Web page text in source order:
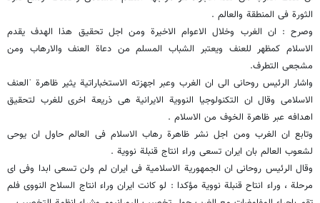
الثورة فی المنطقة والعالم .
وصرح : ان الغرب وخلال الاعوام الاخیرة ومن اجل تحقیق هذا الهدف یقدم
الاسلام کمظهر للعنف ویعتبر الشباب المسلم من دعاة العنف والارهاب ومن
مشجعی التطرف.
واشار الرئیس روحانی الى ان الغرب وعبر اجهزته الاستخباراتیة یثیر ظاهرة ˈالعنف
الاسلامی وقال ان التکنولوجیا النوویة الایرانیة هی ذریعة اخرى للغرب لتحقیق
اهدافه عبر ظاهرة الخوف من الاسلام .
وتابع ان الغرب ومن اجل نشر ظاهرة رهاب الاسلام فی العالم حاول ان یوحی
لشعوب العالم بان ایران تسعى وراء انتاج قنبلة نوویة .
وقال الرئیس روحانی ان الجمهوریة الاسلامیة فی ایران لم ولن تسعى ابدا وفی ای
مرحلة ، وراء انتاح قنبلة نوویة مؤکدا : لو کانت ایران وراء انتاج السلاح النووی فلم